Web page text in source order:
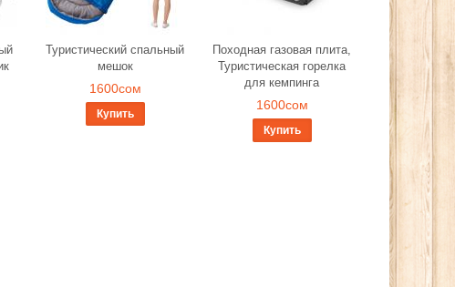
Туристический спальный
мешок
1600сом
Купить
Походная газовая плита,
Туристическая горелка
для кемпинга
1600сом
Купить